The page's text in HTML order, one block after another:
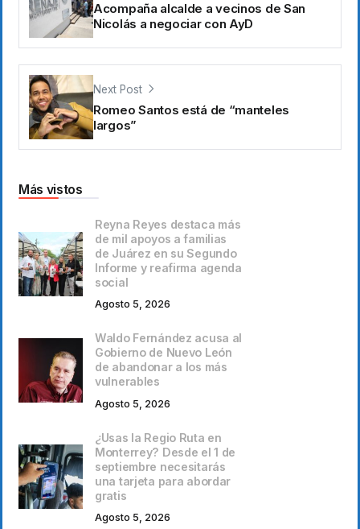
Acompaña alcalde a vecinos de San
Nicolás a negociar con AyD
Next Post
Romeo Santos está de “manteles
largos”
Más vistos
Reyna Reyes destaca más
de mil apoyos a familias
de Juárez en su Segundo
Informe y reafirma agenda
social
Agosto 5, 2026
Waldo Fernández acusa al
Gobierno de Nuevo León
de abandonar a los más
vulnerables
Agosto 5, 2026
¿Usas la Regio Ruta en
Monterrey? Desde el 1 de
septiembre necesitarás
una tarjeta para abordar
gratis
Agosto 5, 2026